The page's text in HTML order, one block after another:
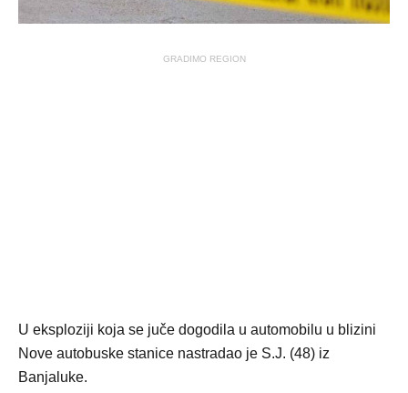
GRADIMO REGION
U eksploziji koja se juče dogodila u automobilu u blizini
Nove autobuske stanice nastradao je S.J. (48) iz
Banjaluke.